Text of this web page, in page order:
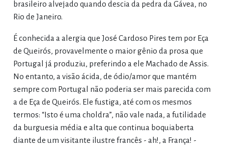
brasileiro alvejado quando descia da pedra da Gávea, no
Rio de Janeiro.
É conhecida a alergia que José Cardoso Pires tem por Eça
de Queirós, provavelmente o maior gênio da prosa que
Portugal já produziu, preferindo a ele Machado de Assis.
No entanto, a visão ácida, de ódio/amor que mantém
sempre com Portugal não poderia ser mais parecida com
a de Eça de Queirós. Ele fustiga, até com os mesmos
termos: “Isto é uma choldra”, não vale nada, a futilidade
da burguesia média e alta que continua boquiaberta
diante de um visitante ilustre francês - ah!, a França! -